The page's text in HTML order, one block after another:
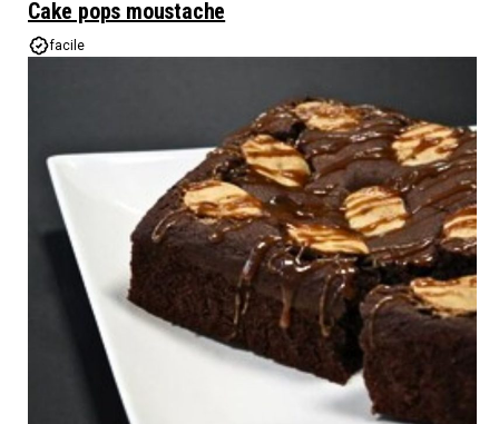
Cake pops moustache
facile